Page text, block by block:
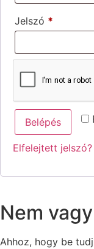
Jelszó *
Belépés
Elfelejtett jelszó?
Nem
Ahhoz, hogy be